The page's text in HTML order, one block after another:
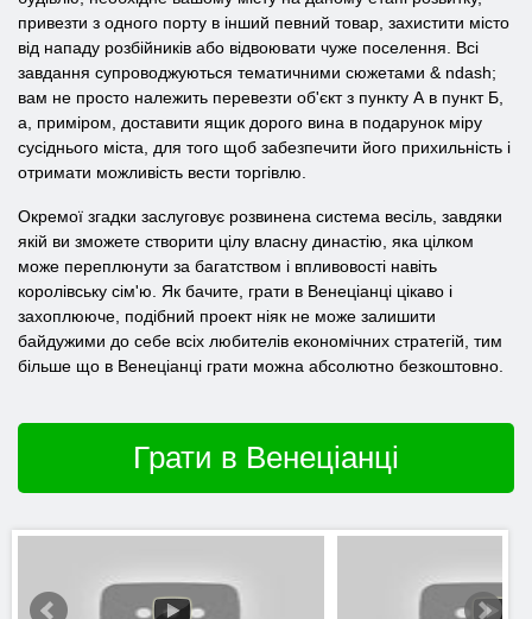
привезти з одного порту в інший певний товар, захистити місто
від нападу розбійників або відвоювати чуже поселення. Всі
завдання супроводжуються тематичними сюжетами & ndash;
вам не просто належить перевезти об'єкт з пункту А в пункт Б,
а, приміром, доставити ящик дорого вина в подарунок міру
сусіднього міста, для того щоб забезпечити його прихильність і
отримати можливість вести торгівлю.
Окремої згадки заслуговує розвинена система весіль, завдяки
якій ви зможете створити цілу власну династію, яка цілком
може переплюнути за багатством і впливовості навіть
королівську сім'ю. Як бачите, грати в Венеціанці цікаво і
захоплююче, подібний проект ніяк не може залишити
байдужими до себе всіх любителів економічних стратегій, тим
більше що в Венеціанці грати можна абсолютно безкоштовно.
Грати в Венеціанці